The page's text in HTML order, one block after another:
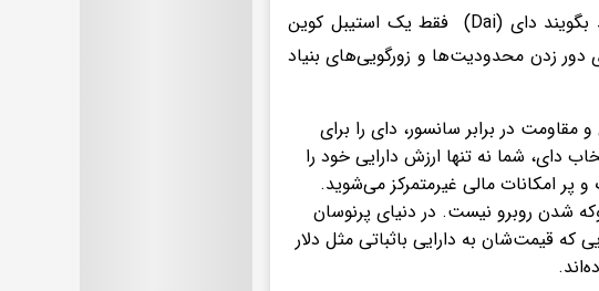
خرید دای دوباره رونق گرفته است اما طرفدارانش اصرار دارند بگویند دای (Dai) فقط یک استیبل کوین
دور زدن محدود‌یت‌ها و زورگویی‌های بنیاد
در برابر سانسور، دای را برای
دای، شما نه تنها ارزش دارایی خود را
و پر امکانات مالی غیرمتمرکز می‌شوید.
شدن روبرو نیست. در دنیای پرنوسان
که قیمت‌شان به دارایی باثباتی مثل دلار